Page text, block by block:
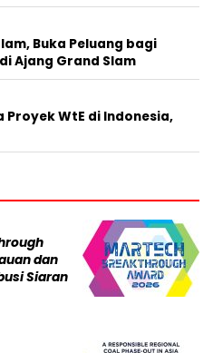
Buka Peluang bagi
Ajang Grand Slam
Proyek WtE di Indonesia,
dan
Siaran